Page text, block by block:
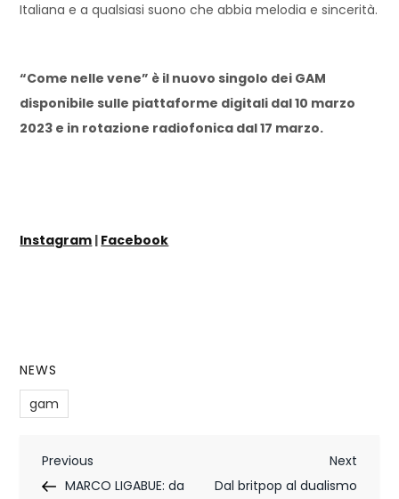
Italiana e a qualsiasi suono che abbia melodia e sincerità.
“Come nelle vene” è il nuovo singolo dei GAM
disponibile sulle piattaforme digitali dal 10 marzo
2023 e in rotazione radiofonica dal 17 marzo.
Instagram | Facebook
NEWS
gam
N
Previous
Post
Previous
MARCO LIGABUE: da
Next
Post
Next
Dal britpop al dualismo